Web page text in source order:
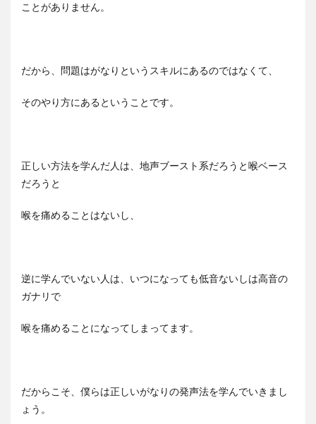
ことがありません。
だから、問題はがなりというスキルにあるのではなくて、
そのやり方にあるということです。
正しい方法を学んだ人は、地声ブースト系だろうと喉ベース
だろうと
喉を痛めることはないし、
逆に学んでいない人は、いつになっても低音ないしは高音の
ガナリで
喉を痛めることになってしまってます。
だからこそ、僕らは正しいがなりの発声法を学んでいきまし
ょう。